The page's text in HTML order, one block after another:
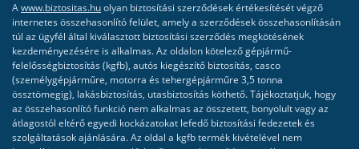
Awww.biztositas.huolyan biztosítási szerződések értékesítését végző
internetes összehasonlító felület, amely a szerződések összehasonlításán
túl az ügyfél által kiválasztott biztosítási szerződés megkötésének
kezdeményezésére is alkalmas. Az oldalon kötelező gépjármű-
felelősségbiztosítás (kgfb), autós kiegészítő biztosítás, casco
(személygépjárműre, motorra és tehergépjárműre 3,5 tonna
össztömegig), lakásbiztosítás, utasbiztosítás köthető. Tájékoztatjuk, hogy
az összehasonlító funkció nem alkalmas az összetett, bonyolult vagy az
átlagostól eltérő egyedi kockázatokat lefedő biztosítási fedezetek és
szolgáltatások ajánlására. Az oldal a kgfb termék kivételével nem